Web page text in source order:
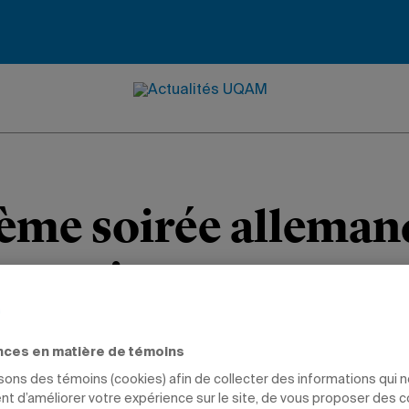
soirée
Institut
et étudiants de l’École de langues
lors de l’événement.
en matière de témoins
des témoins (cookies) afin de collecter des informations qui
d’améliorer votre expérience sur le site, de vous proposer des